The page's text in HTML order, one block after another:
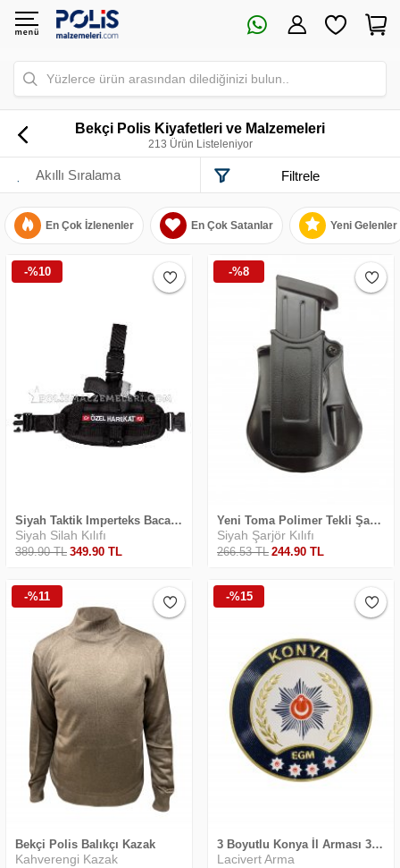
Yüzlerce ürün arasından dilediğinizi bulun..
Bekçi Polis Kiyafetleri ve Malzemeleri
213 Ürün Listeleniyor
Filtrele
En Çok İzlenenler En Çok Satanlar Yeni Gelenler
-%10
Siyah Taktik Imperteks Bacak Kılıfı
Siyah Silah Kılıfı
389.90TL 349.90 TL
-%8
Yeni Toma Polimer Tekli Şarjör Kılıfı
Siyah Şarjör Kılıfı
266.53TL 244.90 TL
-%11
Bekçi Polis Balıkçı Kazak
Kahverengi Kazak
-%15
3 Boyutlu Konya İl Arması 3D TPU Sistem Yeni
Lacivert Arma